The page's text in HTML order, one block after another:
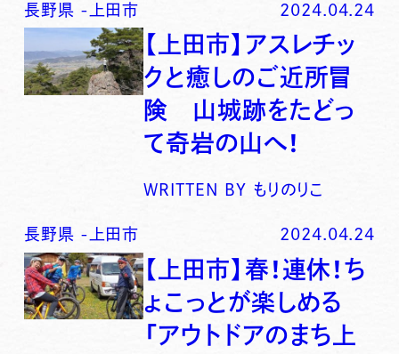
長野県 - 上田市 2024.04.24
【上田市】アスレチッ
クと癒しのご近所冒
険 山城跡をたどっ
て奇岩の山へ！
WRITTEN BY もりのりこ
長野県 - 上田市 2024.04.24
【上田市】春！連休！ち
ょこっとが楽しめる
「アウトドアのまち上